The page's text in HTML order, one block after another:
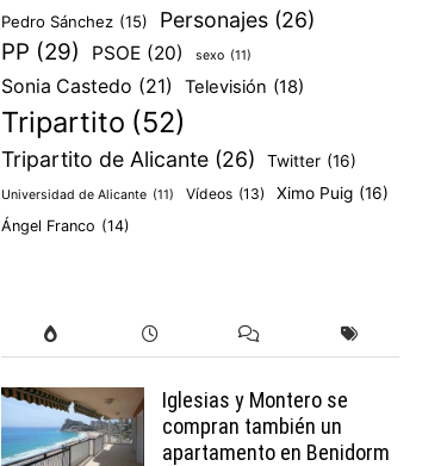
Pedro Sánchez (15) Personajes (26)
PP (29) PSOE (20) sexo (11)
Sonia Castedo (21) Televisión (18)
Tripartito (52)
Tripartito de Alicante (26) Twitter (16)
Universidad de Alicante (11) Vídeos (13) Ximo Puig (16)
Ángel Franco (14)
Iglesias y Montero se
compran también un
apartamento en Benidorm